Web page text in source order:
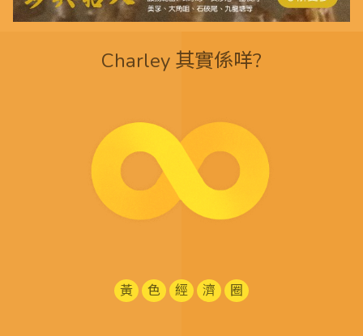
Charley 其實係咩?
黃 色 經 濟 圈